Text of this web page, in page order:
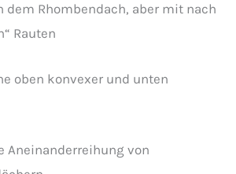
dem Rhombendach, aber mit nach
Rauten
oben konvexer und unten
Aneinanderreihung von